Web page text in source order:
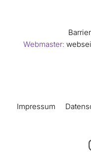
Webmaster:
Impressum